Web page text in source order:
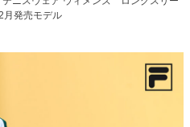
月発売モデル